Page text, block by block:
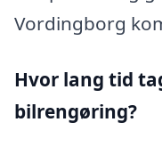
Vordingborg
Hvor lang tid
bilrengøring?